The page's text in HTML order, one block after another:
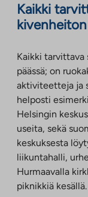
Kaikki
kivenheiton
Kaikki tarvittava
päässä; on
aktiviteetteja ja
helposti
Helsingin
useita, sekä
keskuksesta
liikuntahalli,
Hurmaavalla
piknikkiä kesällä.